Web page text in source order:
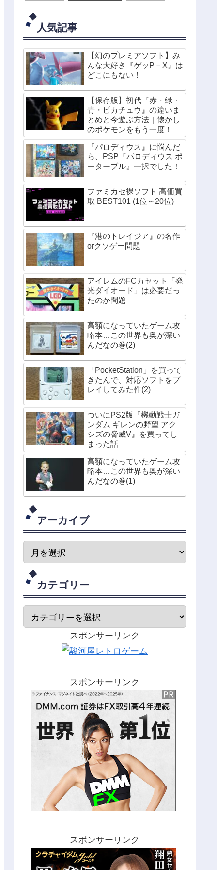
人気記事
【幻のプレミアソフト】み
んな大好き『ゲッP－X』は
どこにもない！
【保存版】初代『赤・緑・
青・ピカチュウ』の違いま
とめと今遊ぶ方法｜懐かし
のポケモンをもう一度！
『パロディウス』に悩んだ
ら、PSP『パロディウス ポ
ーターブル』一択でした！
ファミカセ裸ソフト 高価買
取 BEST101 (1位～20位)
『港のトレイジア』の名作
orクソゲー問題
アイレムのFCカセット「発
光ダイオード」は必要だっ
たのか問題
高額になっていたゲーム攻
略本…この世界も奥が深い
んだなの巻(2)
「PocketStation」を買って
きたんで、対応ソフトをプ
レイしてみた件(2)
ついにPS2版『機動戦士ガ
ンダム ギレンの野望 アク
シズの脅威V』を買ってし
まった話
高額になっていたゲーム攻
略本…この世界も奥が深い
んだなの巻(1)
アーカイブ
カテゴリー
スポンサーリンク
スポンサーリンク
スポンサーリンク